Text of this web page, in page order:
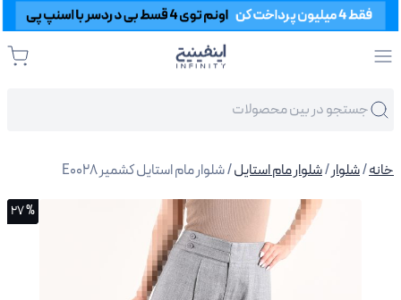
خانه/شلوار/شلوار مام استایل/ شلوار مام استایل کشمیر E0028
% 27
% 27